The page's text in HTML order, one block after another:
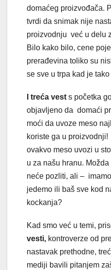
domaćeg proizvođača.
tvrdi da snimak nije
proizvodnju već u delu
Bilo kako bilo, cene
prerađevina toliko su
se sve u trpa kad je
I treća vest s početka
objavljeno da domaći
moći da uvoze meso
koriste ga u
ovakvo meso uvozi u
u za našu hranu.
neće pozliti, ali –
jedemo ili baš sve kod
kockanja?
Kad smo već u temi,
vesti, kontroverze od
nastavak prethodne,
mediji bavili pitanjem